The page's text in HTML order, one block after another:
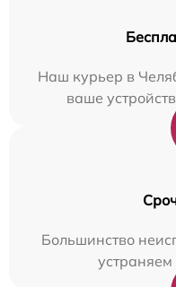
Наш курьер в
ваше
Большинство
устраняем